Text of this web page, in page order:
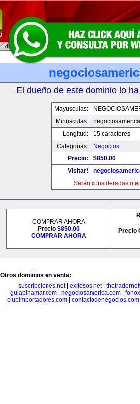
El dueño de este dominio lo
Mayusculas:
Minusculas:
Longitud:
15 caracteres
Categorias:
Negocios
Precio:
$850.00
Visitar!
Serán consideradas
COMPRAR AHORA
Precio $850.00
COMPRAR AHORA
Precio
Otros dominios en venta:
suscripciones.net| exitosos.net|
guiapinamar.com
negociosamerica.com
clubimportadores.com
contactodenegocios.com